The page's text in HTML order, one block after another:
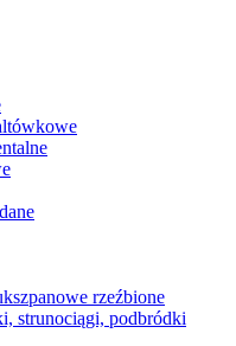
rzeźbione
strunociągi, podbródki